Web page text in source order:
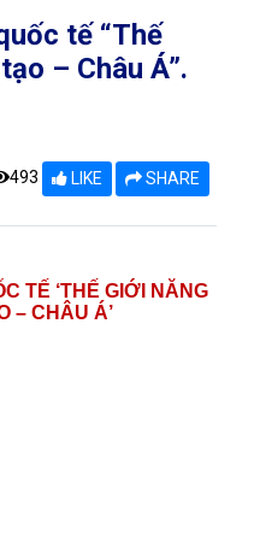
tế “Thế
– Châu Á”.
493 LIKE SHARE
TẾ ‘THẾ GIỚI NĂNG
– CHÂU Á’